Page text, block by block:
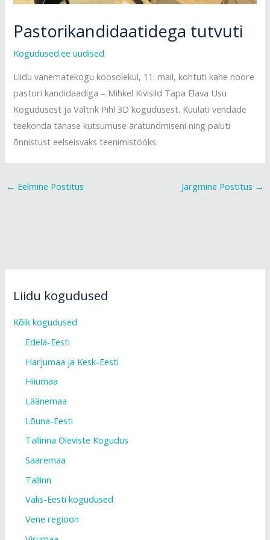
Pastorikandidaatidega tutvuti
Kogudused.ee uudised
Liidu vanematekogu koosolekul, 11. mail, kohtuti kahe noore
pastori kandidaadiga – Mihkel Kivisild Tapa Elava Usu
Kogudusest ja Valtrik Pihl 3D kogudusest. Kuulati vendade
teekonda tänase kutsumuse äratundmiseni ning paluti
õnnistust eelseisvaks teenimistööks.
← Eelmine Postitus Järgmine Postitus →
Liidu kogudused
Kõik kogudused
Edela-Eesti
Harjumaa ja Kesk-Eesti
Hiiumaa
Läänemaa
Lõuna-Eesti
Tallinna Oleviste Kogudus
Saaremaa
Tallinn
Välis-Eesti kogudused
Vene regioon